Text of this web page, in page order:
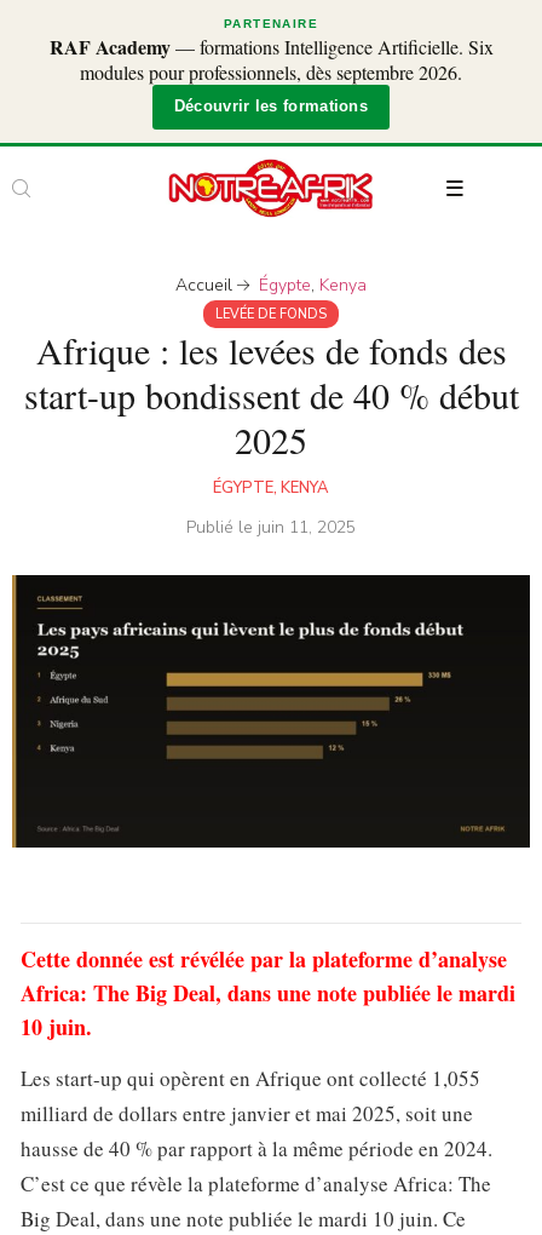
PARTENAIRE
RAF Academy— formations Intelligence Artificielle. Six
modules pour professionnels, dès septembre 2026.
Découvrir les formations
Accueil Égypte, Kenya
LEVÉE DE FONDS
Afrique : les levées de fonds des
start-up bondissent de 40 % début
2025
ÉGYPTE, KENYA
Publié le juin 11, 2025
Cette donnée est révélée par la plateforme d’analyse
Africa: The Big Deal, dans une note publiée le mardi
10 juin.
Les start-up qui opèrent en Afrique ont collecté 1,055
milliard de dollars entre janvier et mai 2025, soit une
hausse de 40 % par rapport à la même période en 2024.
C’est ce que révèle la plateforme d’analyse Africa: The
Big Deal, dans une note publiée le mardi 10 juin. Ce